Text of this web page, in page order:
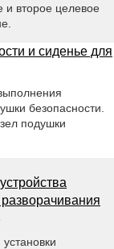
и второе целевое
и сиденье для
безопасности.
подушки